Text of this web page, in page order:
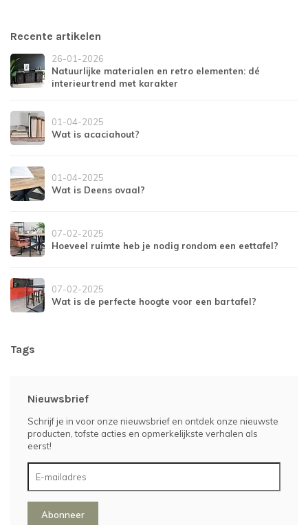
Recente artikelen
26-01-2026
Natuurlijke materialen en retro elementen: dé
interieurtrend met karakter
01-04-2025
Wat is acaciahout?
01-04-2025
Wat is Deens ovaal?
07-02-2025
Hoeveel ruimte heb je nodig rondom een eettafel?
07-02-2025
Wat is de perfecte hoogte voor een bartafel?
Tags
Nieuwsbrief
Schrijf je in voor onze nieuwsbrief en ontdek onze nieuwste
producten, tofste acties en opmerkelijkste verhalen als
eerst!
Abonneer